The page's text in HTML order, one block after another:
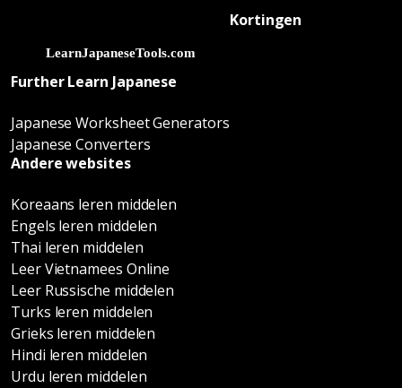
Kortingen
Further Learn Japanese
Japanese Worksheet Generators
Japanese Converters
Andere websites
Koreaans leren middelen
Engels leren middelen
Thai leren middelen
Leer Vietnamees Online
Leer Russische middelen
Turks leren middelen
Grieks leren middelen
Hindi leren middelen
Urdu leren middelen